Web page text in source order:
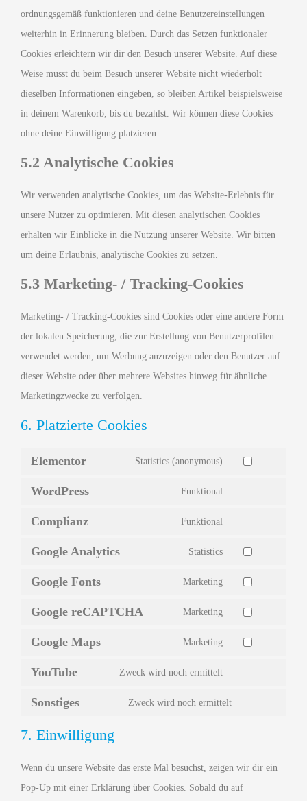
ordnungsgemäß funktionieren und deine Benutzereinstellungen
weiterhin in Erinnerung bleiben. Durch das Setzen funktionaler
Cookies erleichtern wir dir den Besuch unserer Website. Auf diese
Weise musst du beim Besuch unserer Website nicht wiederholt
dieselben Informationen eingeben, so bleiben Artikel beispielsweise
in deinem Warenkorb, bis du bezahlst. Wir können diese Cookies
ohne deine Einwilligung platzieren.
5.2 Analytische Cookies
Wir verwenden analytische Cookies, um das Website-Erlebnis für
unsere Nutzer zu optimieren. Mit diesen analytischen Cookies
erhalten wir Einblicke in die Nutzung unserer Website. Wir bitten
um deine Erlaubnis, analytische Cookies zu setzen.
5.3 Marketing- / Tracking-Cookies
Marketing- / Tracking-Cookies sind Cookies oder eine andere Form
der lokalen Speicherung, die zur Erstellung von Benutzerprofilen
verwendet werden, um Werbung anzuzeigen oder den Benutzer auf
dieser Website oder über mehrere Websites hinweg für ähnliche
Marketingzwecke zu verfolgen.
6. Platzierte Cookies
Elementor Statistics (anonymous)
WordPress Funktional
Complianz Funktional
Google Analytics Statistics
Google Fonts Marketing
Google reCAPTCHA Marketing
Google Maps Marketing
YouTube Zweck wird noch ermittelt
Sonstiges Zweck wird noch ermittelt
7. Einwilligung
Wenn du unsere Website das erste Mal besuchst, zeigen wir dir ein
Pop-Up mit einer Erklärung über Cookies. Sobald du auf